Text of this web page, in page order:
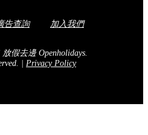
告查詢 加入我們
假去邊 Openholidays.
Privacy Policy